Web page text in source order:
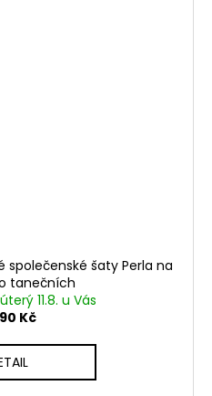
šaty Perla na
tanečních
11.8. u Vás
Kč